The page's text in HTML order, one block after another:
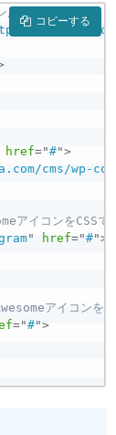
用 -->
href="#">
cms/wp-
アイコンをCSS
" href="#">
アイコンを
="#">
コピーする